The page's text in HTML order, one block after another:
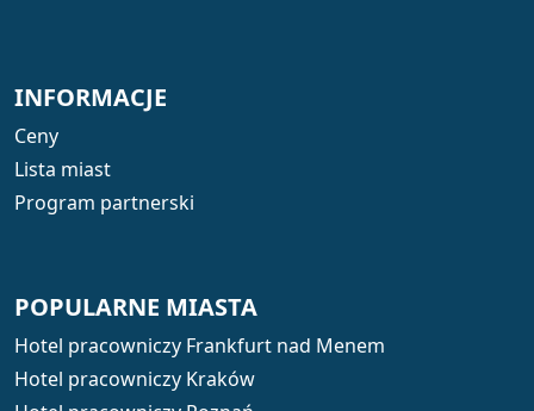
INFORMACJE
Ceny
Lista miast
Program partnerski
POPULARNE MIASTA
Hotel pracowniczy Frankfurt nad Menem
Hotel pracowniczy Kraków